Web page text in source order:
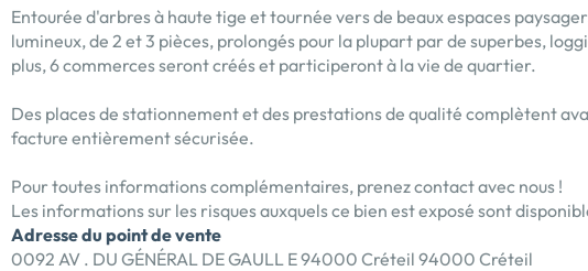
Entourée d'arbres à haute tige et tournée vers de beaux espaces
lumineux, de 2 et 3 pièces, prolongés pour la plupart par de superbes,
plus, 6 commerces seront créés et participeront à la vie de quartier.
Des places de stationnement et des prestations de qualité complètent
facture entièrement sécurisée.
Pour toutes informations complémentaires, prenez contact avec nous !
Les informations sur les risques auxquels ce bien est exposé sont
Adresse du point de vente
0092 AV . DU GÉNÉRAL DE GAULL E 94000 Créteil 94000 Créteil